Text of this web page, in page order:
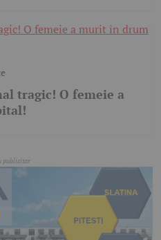
tragic! O femeie a